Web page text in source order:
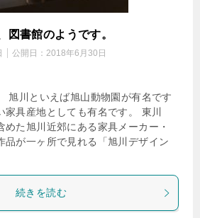
図書館のようです。
公開日： 2018年6月30日
旭川といえば旭山動物園が有名です
家具産地としても有名です。 東川
めた旭川近郊にある家具メーカー・
品が一ヶ所で見れる「旭川デザイン
続きを読む